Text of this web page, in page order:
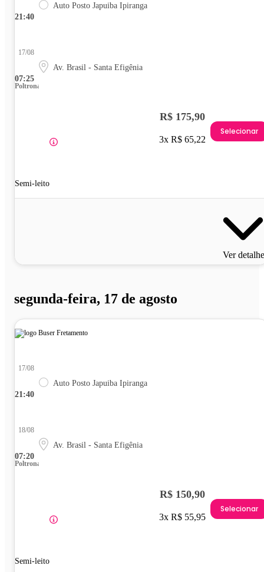
21:40
Auto Posto Japuiba Ipiranga
07:25
17/08
Av. Brasil - Santa Efigênia
Poltrona
Semi-leito
R$ 175,90
3x R$ 65,22
Selecionar
Ver
segunda-feira, 17 de agosto
21:40
17/08
Auto Posto Japuiba Ipiranga
07:20
18/08
Av. Brasil - Santa Efigênia
Poltrona
Semi-leito
R$ 150,90
3x R$ 55,95
Selecionar